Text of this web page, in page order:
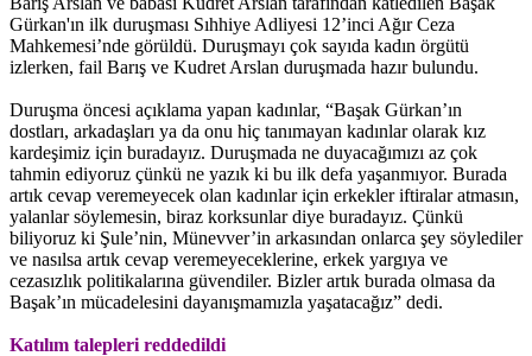
Gürkan'ın ilk duruşması Sıhhiye Adliyesi 12’inci Ağır Ceza
Mahkemesi’nde görüldü. Duruşmayı çok sayıda kadın örgütü
izlerken, fail Barış ve Kudret Arslan duruşmada hazır bulundu.
Duruşma öncesi açıklama yapan kadınlar, “Başak Gürkan’ın
dostları, arkadaşları ya da onu hiç tanımayan kadınlar olarak kız
kardeşimiz için buradayız. Duruşmada ne duyacağımızı az çok
tahmin ediyoruz çünkü ne yazık ki bu ilk defa yaşanmıyor. Burada
artık cevap veremeyecek olan kadınlar için erkekler iftiralar atmasın,
yalanlar söylemesin, biraz korksunlar diye buradayız. Çünkü
biliyoruz ki Şule’nin, Münevver’in arkasından onlarca şey söylediler
ve nasılsa artık cevap veremeyeceklerine, erkek yargıya ve
cezasızlık politikalarına güvendiler. Bizler artık burada olmasa da
Başak’ın mücadelesini dayanışmamızla yaşatacağız” dedi.
Katılım talepleri reddedildi